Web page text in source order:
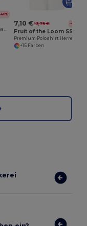
40%
7,10 € 13,75 € -48%
Premium Poloshirt Herren
+15 Farben